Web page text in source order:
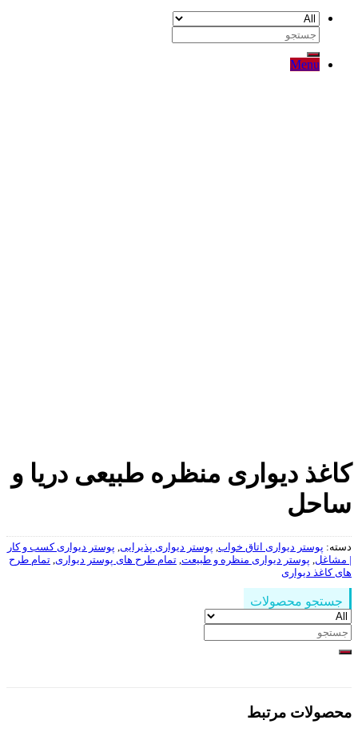
جستجو
Menu
کاغذ دیواری منظره طبیعی دریا و
ساحل
دسته: پوستر دیواری اتاق خواب, پوستر دیواری پذیرایی, پوستر دیواری کسب و کار
| مشاغل, پوستر دیواری منظره و طبیعت, تمام طرح های پوستر دیواری, تمام طرح
های کاغذ دیواری
جستجو محصولات
جستجو
محصولات مرتبط